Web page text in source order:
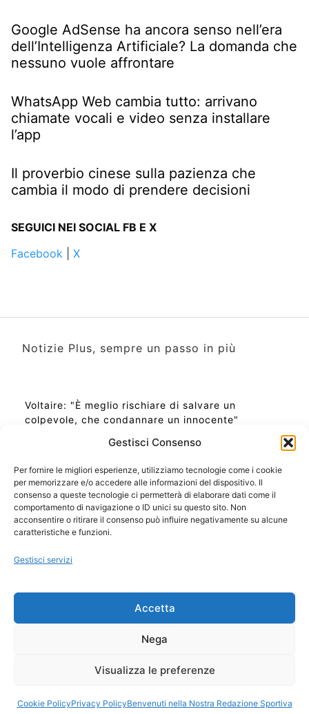
Gestisci Consenso
Per fornire le migliori esperienze, utilizziamo tecnologie come i cookie
per memorizzare e/o accedere alle informazioni del dispositivo. Il
consenso a queste tecnologie ci permetterà di elaborare dati come il
comportamento di navigazione o ID unici su questo sito. Non
acconsentire o ritirare il consenso può influire negativamente su alcune
caratteristiche e funzioni.
Gestisci servizi
Accetta
Nega
Visualizza le preferenze
Cookie PolicyPrivacy PolicyBenvenuti nella Nostra Redazione Sportiva
Google AdSense ha ancora senso nell’era
dell’Intelligenza Artificiale? La domanda che
nessuno vuole affrontare
WhatsApp Web cambia tutto: arrivano
chiamate vocali e video senza installare
l’app
Il proverbio cinese sulla pazienza che
cambia il modo di prendere decisioni
SEGUICI NEI SOCIAL FB E X
Facebook
X
Notizie Plus, sempre un passo in più
Voltaire: "È meglio rischiare di salvare un
colpevole, che condannare un innocente"
Ora Esatta in Italia in questo momento
Ti Senti Strano Ultimamente? Potrebbe Essere per
la Risonanza di Schumann
Come Sapere Se Stai Ascendendo alla Quinta
Copyright 2026 NotiziePlus.com
📰 Contenuto Umano Verificato
Privacy Coockie
Pubblicità